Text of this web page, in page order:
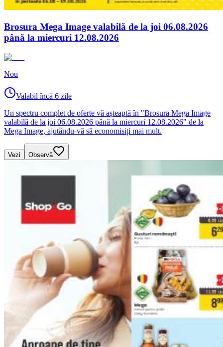
Brosura Mega Image valabilă de la joi 06.08.2026
până la miercuri 12.08.2026
Nou
Valabil încă 6 zile
Un spectru complet de oferte vă așteaptă în "Brosura Mega Image
valabilă de la joi 06.08.2026 până la miercuri 12.08.2026" de la
Mega Image, ajutându-vă să economisiți mai mult.
Vezi Observă